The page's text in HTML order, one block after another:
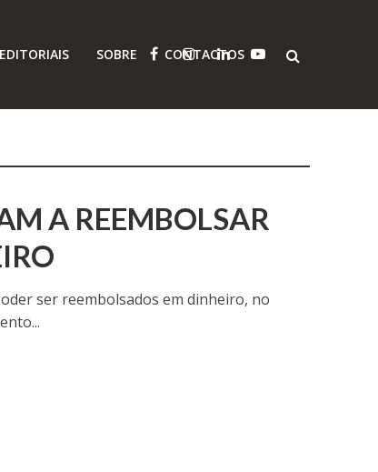
EDITORIAIS SOBRE CONTACTOS
A REEMBOLSAR
ser reembolsados em dinheiro, no